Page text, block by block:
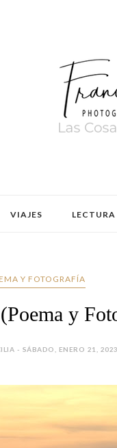
VIAJES LECTURA
Y FOTOGRAFÍA
y
- SÁBADO, ENERO 21, 2023